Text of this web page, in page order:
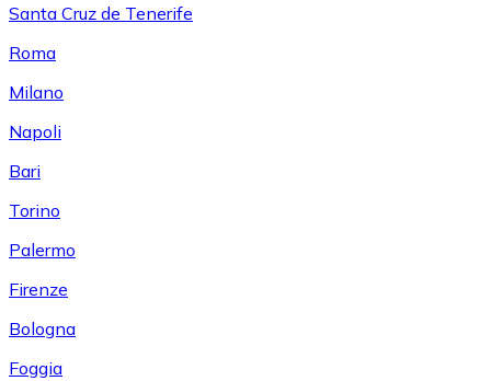
Santa Cruz de Tenerife
Roma
Milano
Napoli
Bari
Torino
Palermo
Firenze
Bologna
Foggia